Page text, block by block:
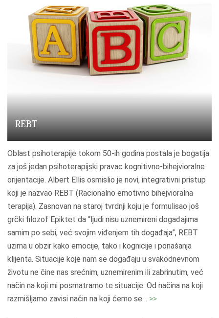
–
I
n
t
e
t
i
v
n
a
p
s
h
o
d
i
n
a
m
REBT
Oblast psihoterapije tokom 50-ih godina postala je bogatija
za još jedan psihoterapijski pravac kognitivno-bihejvioralne
orijentacije. Albert Ellis osmislio je novi, integrativni pristup
koji je nazvao REBT (Racionalno emotivno bihejvioralna
terapija). Zasnovan na staroj tvrdnji koju je formulisao još
grčki filozof Epiktet da “ljudi nisu uznemireni događajima
samim po sebi, već svojim viđenjem tih događaja”, REBT
uzima u obzir kako emocije, tako i kognicije i ponašanja
klijenta. Situacije koje nam se događaju u svakodnevnom
životu ne čine nas srećnim, uznemirenim ili zabrinutim, već
način na koji mi posmatramo te situacije. Od načina na koji
razmišljamo zavisi način na koji ćemo se… >>"